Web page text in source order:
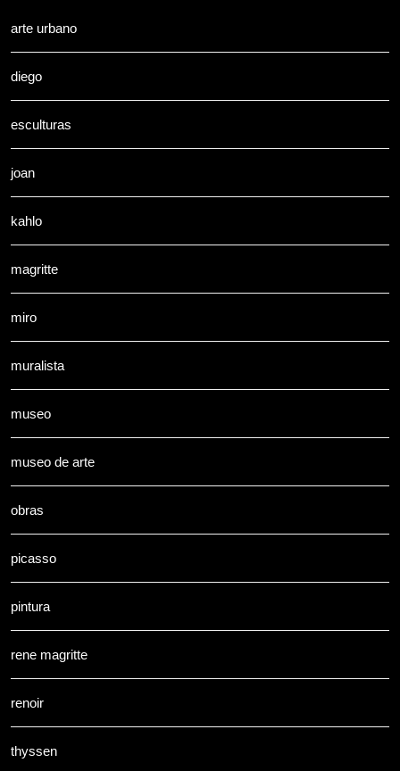
arte urbano
diego
esculturas
joan
kahlo
magritte
miro
muralista
museo
museo de arte
obras
picasso
pintura
rene magritte
renoir
thyssen